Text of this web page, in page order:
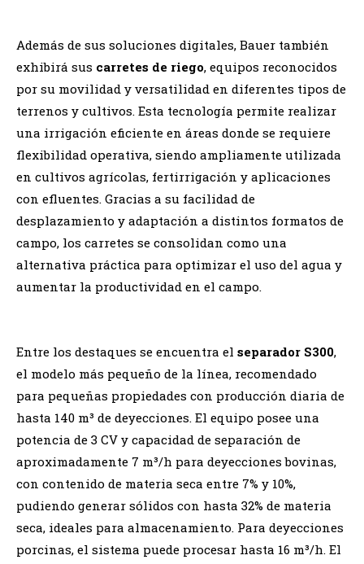
Además de sus soluciones digitales, Bauer también
exhibirá sus carretes de riego, equipos reconocidos
por su movilidad y versatilidad en diferentes tipos de
terrenos y cultivos. Esta tecnología permite realizar
una irrigación eficiente en áreas donde se requiere
flexibilidad operativa, siendo ampliamente utilizada
en cultivos agrícolas, fertirrigación y aplicaciones
con efluentes. Gracias a su facilidad de
desplazamiento y adaptación a distintos formatos de
campo, los carretes se consolidan como una
alternativa práctica para optimizar el uso del agua y
aumentar la productividad en el campo.
Entre los destaques se encuentra el separador S300,
el modelo más pequeño de la línea, recomendado
para pequeñas propiedades con producción diaria de
hasta 140 m³ de deyecciones. El equipo posee una
potencia de 3 CV y capacidad de separación de
aproximadamente 7 m³/h para deyecciones bovinas,
con contenido de materia seca entre 7% y 10%,
pudiendo generar sólidos con hasta 32% de materia
seca, ideales para almacenamiento. Para deyecciones
porcinas, el sistema puede procesar hasta 16 m³/h. El